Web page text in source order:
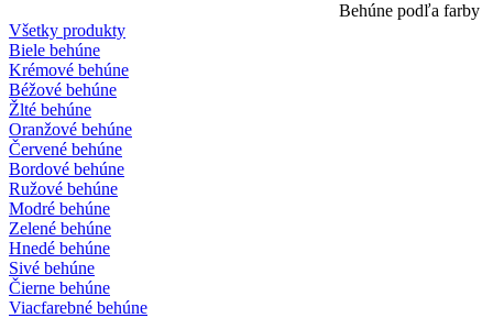
Behúne podľa farby
Všetky produkty
Biele behúne
Krémové behúne
Béžové behúne
Žlté behúne
Oranžové behúne
Červené behúne
Bordové behúne
Ružové behúne
Modré behúne
Zelené behúne
Hnedé behúne
Sivé behúne
Čierne behúne
Viacfarebné behúne